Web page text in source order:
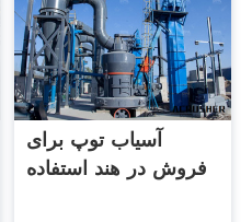
آسیاب توپ برای
فروش در هند استفاده